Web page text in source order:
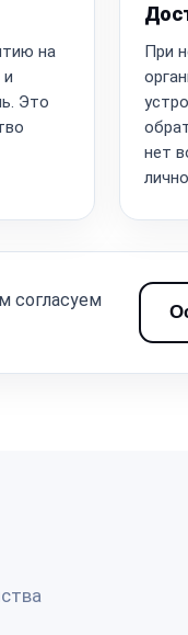
на
Это
При
нет
лично.
согласуем